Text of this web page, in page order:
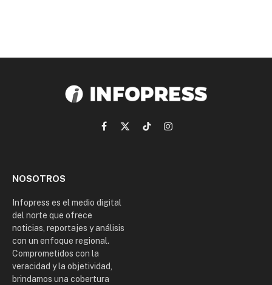
Facebook
X
TikTokInstagram
NOSOTROS
Infopress es el medio digital
del norte que ofrece
noticias, reportajes y análisis
con un enfoque regional.
Comprometidos con la
veracidad y la objetividad,
brindamos una cobertura